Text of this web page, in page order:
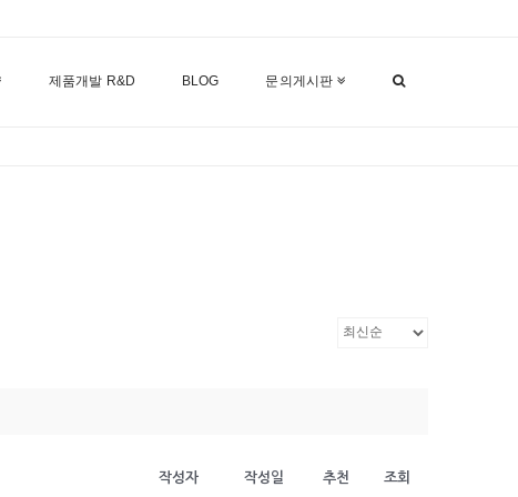
제품개발 R&D BLOG 문의게시판
작성자 작성일 추천 조회